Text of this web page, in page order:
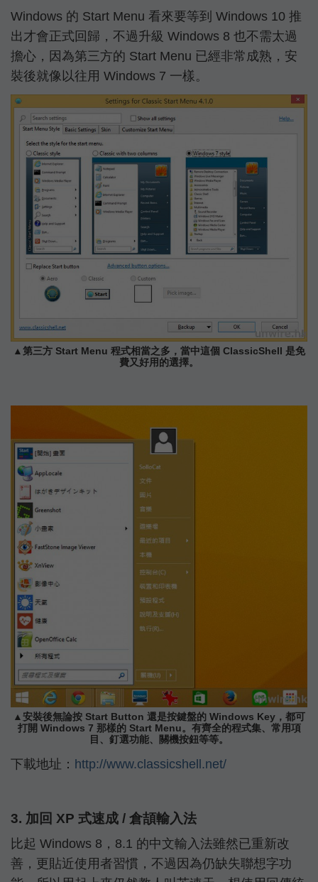
Windows 的 Start Menu 看來要等到 Windows 10 推
出才會正式回歸，不過升級 Windows 8 也不需太過
擔心，因為第三方的 Start Menu 已經非常成熟，安
裝後就像以往用 Windows 7 一樣。
▲第三方 Start Menu 程式相當之多，當中這個 ClassicShell 是免
費又好用的選擇。
▲安裝後無論按 Start Button 還是按鍵盤的 Windows Key，都可
打開 Windows 7 那樣的 Start Menu。有齊全的程式集、常用項
目、釘選功能、關機按鈕等等。
下載地址： http://www.classicshell.net/
3. 加回 XP 式速成 / 倉頡輸入法
比起 Windows 8，8.1 的中文輸入法雖然已重新改
善，更貼近使用者習慣，不過因為仍缺失聯想字功